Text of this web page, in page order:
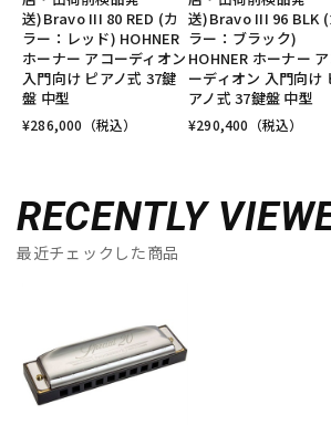
送)Bravo III 80 RED (カ
ラー：レッド) HOHNER
ホーナー アコーディオン
入門向け ピアノ式 37鍵
盤 中型
¥286,000 （税込）
送)Bravo III 96 BLK (
ラー：ブラック)
HOHNER ホーナー
ーディオン 入門向け
アノ式 37鍵盤 中型
¥290,400 （税込）
RECENTLY
最近チェックした商品